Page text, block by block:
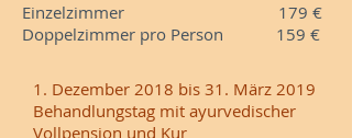
Einzelzimmer 179 €
Doppelzimmer pro Person 159 €
1. Dezember 2018 bis 31. März 2019
Behandlungstag mit ayurvedischer
Vollpension und Kur